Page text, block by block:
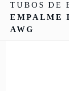
TUBOS DE
EMPALME
AWG